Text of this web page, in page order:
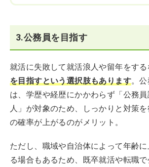
3.公務員を目指す
就活に失敗して就活浪人や留年をす
を目指すという選択肢もあります。
は、学歴や経歴にかかわらず「公務
人」が対象のため、しっかりと対策
の確率が上がるのがメリット。
ただし、職域や自治体によって年齢
る場合もあるため、既卒就活や転職